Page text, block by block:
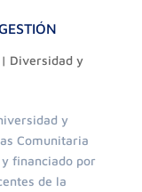
Diversidad y
y
Comunitaria
financiado por
de la